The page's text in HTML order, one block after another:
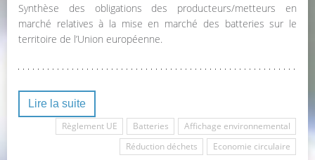
Synthèse des obligations des producteurs/metteurs en
marché relatives à la mise en marché des batteries sur le
territoire de l’Union européenne.
Lire la suite
Règlement UE
Batteries
Affichage environnemental
Réduction déchets
Economie circulaire